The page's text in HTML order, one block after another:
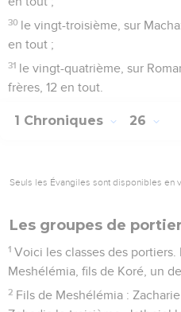
30 le vingt-troisième, sur
en tout ;
31 le vingt-quatrième, sur
frères, 12 en tout.
1 Chroniques 26
Seuls les Évangiles sont disponibles en
Les groupes de
1 Voici les classes des portiers.
Meshélémia, fils de Koré, un
2 Fils de Meshélémia :